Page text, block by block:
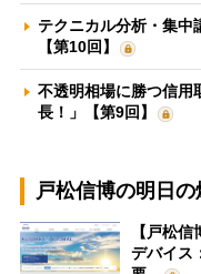
テクニカル分析・集
【第10回】
不透明相場に勝つ信
長！」【第9回】
戸松信博の明日の
【戸松
デバイス